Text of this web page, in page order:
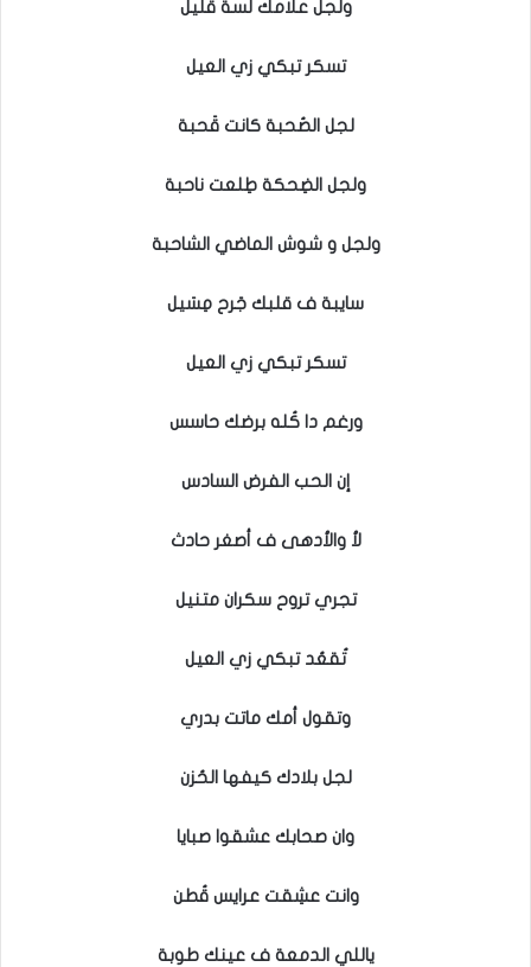
ولجل علامك لسة قلَُيل
تسكر تبكي زي العيل
لجل الصُحبة كانت قَحبة
ولجل الضِحكة طِلعت ناحبة
ولجل و شوش الماضي الشاحبة
سايبة ف قلبك جَرح مِسَيل
تسكر تبكي زي العيل
ورغم دا كُله برضك حاسس
إن الحب الفرض السادس
لأ والأدهى ف أصغر حادث
تجري تروح سكران متنيل
تُقعُد تبكي زي العيل
وتقول أمك ماتت بدري
لجل بلادك كيفها الحُزن
وان صحابك عشقوا صبايا
وانت عشِقت عرايس قُطن
ياللي الدمعة ف عينك طوبة